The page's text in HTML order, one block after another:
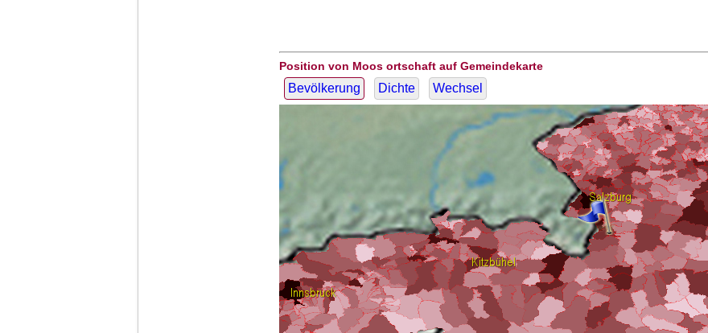
Position von Moos ortschaft auf Gemeindekarte
Bevölkerung Dichte Wechsel